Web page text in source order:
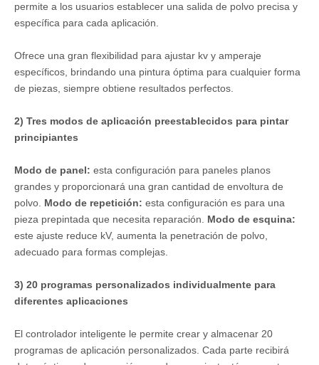
permite a los usuarios establecer una salida de polvo precisa y
específica para cada aplicación.
Ofrece una gran flexibilidad para ajustar kv y amperaje
específicos, brindando una pintura óptima para cualquier forma
de piezas, siempre obtiene resultados perfectos.
2) Tres modos de aplicación preestablecidos para pintar
principiantes
Modo de panel: esta configuración para paneles planos
grandes y proporcionará una gran cantidad de envoltura de
polvo. Modo de repetición: esta configuración es para una
pieza prepintada que necesita reparación.
Modo de esquina:
este ajuste reduce kV, aumenta la penetración de polvo,
adecuado para formas complejas.
3) 20 programas personalizados individualmente para
diferentes aplicaciones
El controlador inteligente le permite crear y almacenar 20
programas de aplicación personalizados. Cada parte recibirá